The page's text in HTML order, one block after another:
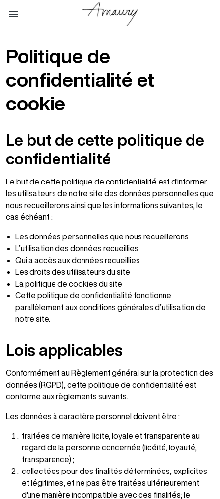
menu
Politique de
confidentialité et
cookie
Le but de cette politique de
confidentialité
Le but de cette politique de confidentialité est d'informer
les utilisateurs de notre site des données personnelles que
nous recueillerons ainsi que les informations suivantes, le
cas échéant :
Les données personnelles que nous recueillerons
L’utilisation des données recueillies
Qui a accès aux données recueillies
Les droits des utilisateurs du site
La politique de cookies du site
Cette politique de confidentialité fonctionne
parallèlement aux conditions générales d’utilisation de
notre site.
Lois applicables
Conformément au Règlement général sur la protection des
données (RGPD), cette politique de confidentialité est
conforme aux règlements suivants.
Les données à caractère personnel doivent être :
traitées de manière licite, loyale et transparente au
regard de la personne concernée (licéité, loyauté,
transparence) ;
collectées pour des finalités déterminées, explicites
et légitimes, et ne pas être traitées ultérieurement
d'une manière incompatible avec ces finalités; le